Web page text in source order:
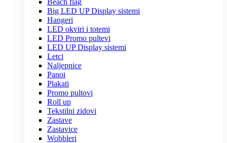
Beach flag
Big LED UP Display sistemi
Hangeri
LED okviri i totemi
LED Promo pultevi
LED UP Display sistemi
Letci
Naljepnice
Panoi
Plakati
Promo pultovi
Roll up
Tekstilni zidovi
Zastave
Zastavice
Wobbleri